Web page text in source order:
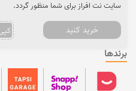
سایت نت افراز برای شما منظور گردد.
خرید کنید
برندها